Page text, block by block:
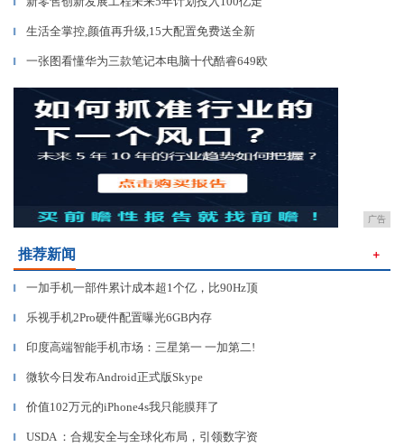
▎
▎ 生活全掌控,颜值再升级,15大配置免费送全新
▎ 一张图看懂华为三款笔记本电脑十代酷睿649欧
广告
推荐新闻 ＋
▎ 一加手机一部件累计成本超1个亿，比90Hz顶
▎ 乐视手机2Pro硬件配置曝光6GB内存
▎ 印度高端智能手机市场：三星第一 一加第二!
▎ 微软今日发布Android正式版Skype
▎ 价值102万元的iPhone4s我只能膜拜了
▎ USDA ：合规安全与全球化布局，引领数字资